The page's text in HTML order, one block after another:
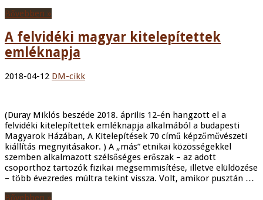
Bővebben »
A felvidéki magyar kitelepítettek
emléknapja
2018-04-12 DM-cikk
(Duray Miklós beszéde 2018. április 12-én hangzott el a
felvidéki kitelepítettek emléknapja alkalmából a budapesti
Magyarok Házában, A Kitelepítések 70 című képzőművészeti
kiállítás megnyitásakor. ) A „más” etnikai közösségekkel
szemben alkalmazott szélsőséges erőszak – az adott
csoporthoz tartozók fizikai megsemmisítése, illetve elüldözése
– több évezredes múltra tekint vissza. Volt, amikor pusztán …
Bővebben »